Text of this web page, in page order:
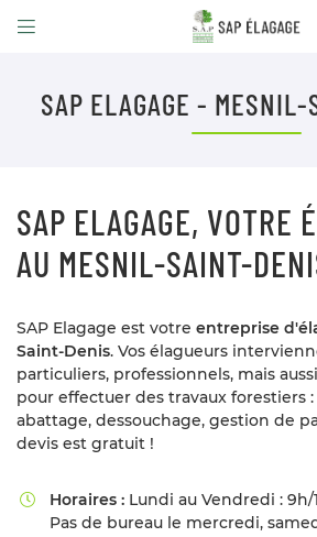

Domaine des brulins
09 86 48 28 18
 Adresse email de réception
En cochant cette case, vous consentez à recevoir
commerciales à l'adresse email indiqué ci-
PENSEZ À RÉSERVER
SAP ELAGAGE -
SAP ELAGAGE, VOTRE
AU MESNIL-SAINT-
SAP Elagage est votre entreprise
Saint-Denis. Vos élagueurs
particuliers, professionnels, mais
pour effectuer des travaux forestiers
abattage, dessouchage, gestion de
devis est gratuit !
 Horaires : Lundi au Vendredi : 9h/
Pas de bureau le mercredi,